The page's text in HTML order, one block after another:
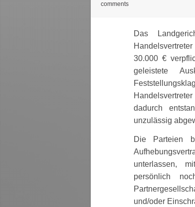
comments
Das
30.000 €
geleistete
dadurch
unzulässig
Die Parteien
unterlassen,
persönlich
und/oder